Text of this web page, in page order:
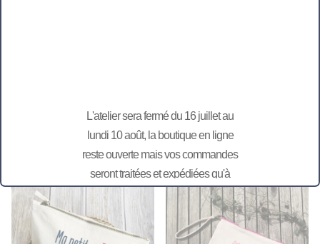
Maître(sse) - Nounou
Produits similaires
L'atelier sera fermé du 16 juillet au
lundi 10 août, la boutique en ligne
reste ouverte mais vos commandes
seront traitées et expédiées qu'à